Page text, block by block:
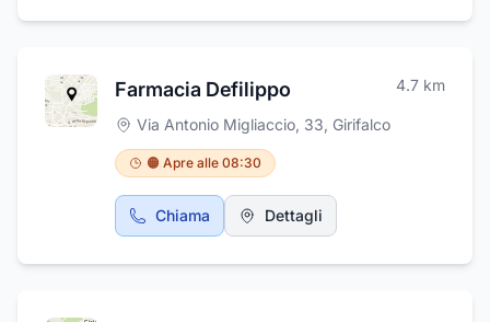
Farmacia Defilippo 4.7 km
Via Antonio Migliaccio, 33, Girifalco
🟠 Apre alle 08:30
Chiama Dettagli